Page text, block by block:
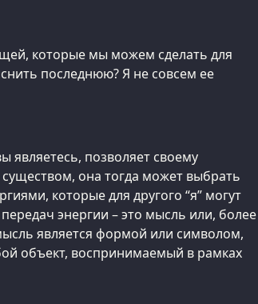
которые мы можем сделать для
последнюю? Я не совсем ее
являетесь, позволяет своему
она тогда может выбрать
которые для другого “я” могут
энергии – это мысль или, более
является формой или символом,
объект, воспринимаемый в рамках